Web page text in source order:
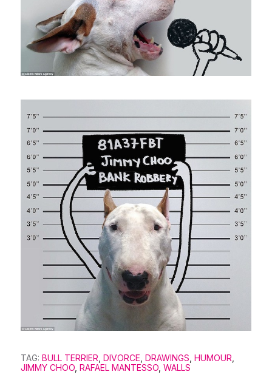
TAG: BULL TERRIER DIVORCE DRAWINGS HUMOUR
JIMMY CHOO RAFAEL MANTESSO WALLS